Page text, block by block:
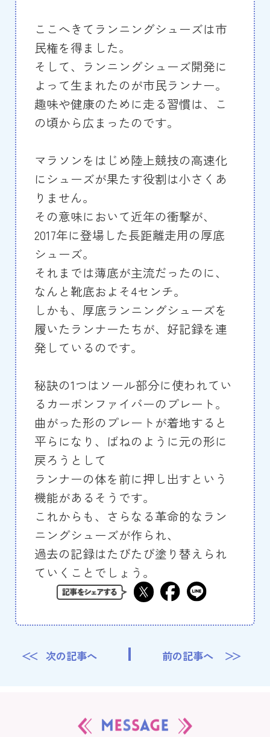
ここへきてランニングシューズは市
民権を得ました。
そして、ランニングシューズ開発に
よって生まれたのが市民ランナー。
趣味や健康のために走る習慣は、こ
の頃から広まったのです。
マラソンをはじめ陸上競技の高速化
にシューズが果たす役割は小さくあ
りません。
その意味において近年の衝撃が、
2017年に登場した長距離走用の厚底
シューズ。
それまでは薄底が主流だったのに、
なんと靴底およそ4センチ。
しかも、厚底ランニングシューズを
履いたランナーたちが、好記録を連
発しているのです。
秘訣の1つはソール部分に使われてい
るカーボンファイバーのプレート。
曲がった形のプレートが着地すると
平らになり、ばねのように元の形に
戻ろうとして
ランナーの体を前に押し出すという
機能があるそうです。
これからも、さらなる革命的なラン
ニングシューズが作られ、
過去の記録はたびたび塗り替えられ
ていくことでしょう。
次の記事へ 前の記事へ